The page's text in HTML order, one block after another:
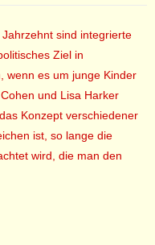
sind integrierte
Ziel in
wenn es um junge Kinder
und Lisa Harker
Konzept verschiedener
ist, so lange die
wird, die man den